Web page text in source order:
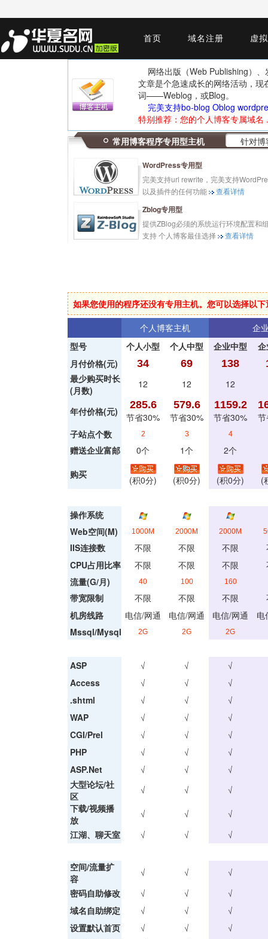
首页 域名注册 虚
网络出版（Web Publishing）
文章是个急速成长的网络活动，
词——Weblog，或Blog。
完美支持bo-blog Oblog
特别推荐：您的个人博客专属域
常用博客程序专用型主机
针对博
WordPress专用型
完美支持url rewrite，完美支持
以及插件的任何功能
查看详情
Zblog专用型
提供ZBlog必须的系统运行环境配置和
支持 个人博客最佳选择
查看详情
如果您使用的程序还没有专用主机。您可以选择以
个人博客主机
企
型号
个人小型 个人中型 企业中型
月付价格(元)
34 69 138
最少购买时长
(月数)
12 12 12
年付价格(元)
285.6
节省30%
579.6
节省30%
1159.2
节省30%
子站点个数
2 3 4
赠送企业富邮 0个 1个 2个
购买
(积0分) (积0分) (积0分) (
操作系统
Web空间(M)
1000M 2000M 2000M
IIS连接数 不限 不限 不限
CPU占用比率
不限 不限 不限
流量(G/月)
40 100 160
带宽限制 不限 不限 不限
机房线路
电信/网通 电信/网通 电信/网通
电
Mssql/Mysql
2G 2G 2G
ASP √ √
√
Access
√ √
√
.shtml
√ √
√
WAP
√ √
√
CGI/Prel
√ √
√
PHP
√ √
√
ASP.Net
√ √
√
大型论坛/社
区
√ √
√
下载/视频播
放
√ √
√
江湖、聊天室
√ √ √
空间/流量扩
容
√ √
√
密码自助修改
√ √
√
域名自助绑定
√ √
√
设置默认首页
√ √
√